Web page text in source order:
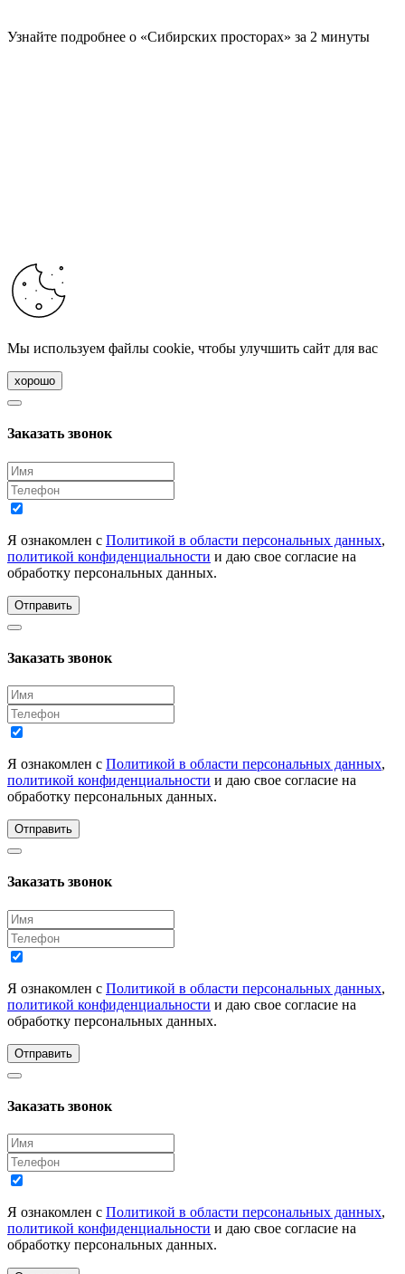
Узнайте подробнее о «Сибирских просторах» за 2 минуты
Мы используем файлы cookie, чтобы улучшить сайт для вас
хорошо
Заказать звонок
Я ознакомлен с Политикой в области персональных данных,
политикой конфиденциальности и даю свое согласие на
обработку персональных данных.
Отправить
Заказать звонок
Я ознакомлен с Политикой в области персональных данных,
политикой конфиденциальности и даю свое согласие на
обработку персональных данных.
Отправить
Заказать звонок
Я ознакомлен с Политикой в области персональных данных,
политикой конфиденциальности и даю свое согласие на
обработку персональных данных.
Отправить
Заказать звонок
Я ознакомлен с Политикой в области персональных данных,
политикой конфиденциальности и даю свое согласие на
обработку персональных данных.